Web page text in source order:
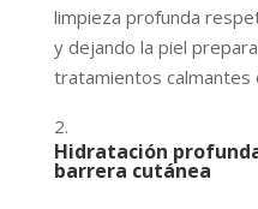
limpieza profunda
y dejando la piel
tratamientos
Hidratación
barrera cutánea